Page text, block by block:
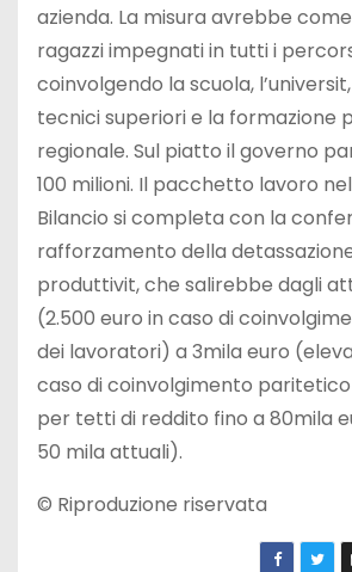
azienda. La misura avrebbe
ragazzi impegnati in tutti i
coinvolgendo la scuola,
tecnici superiori e la formazione
regionale. Sul piatto il governo
100 milioni. Il pacchetto lavoro
Bilancio si completa con la
rafforzamento della
produttivit, che salirebbe dagli
(2.500 euro in caso di
dei lavoratori) a 3mila euro
caso di coinvolgimento
per tetti di reddito fino a 80mila
50 mila attuali).
© Riproduzione riservata